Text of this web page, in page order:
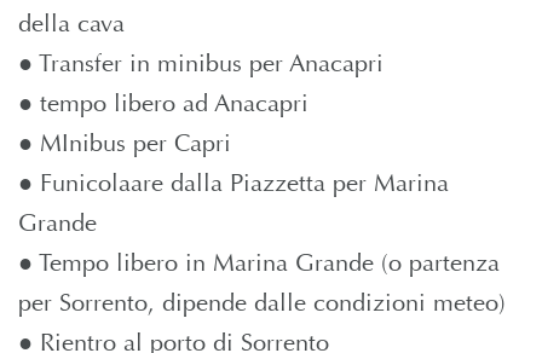
della cava
● Transfer in minibus per Anacapri
● tempo libero ad Anacapri
● MInibus per Capri
● Funicolaare dalla Piazzetta per Marina
Grande
● Tempo libero in Marina Grande (o partenza
per Sorrento, dipende dalle condizioni meteo)
● Rientro al porto di Sorrento